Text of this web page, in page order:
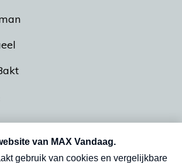
vrijdag- en dinsdagochtend in